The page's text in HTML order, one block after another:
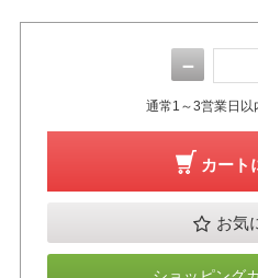
－
通常1～3営業日以
カート
お気